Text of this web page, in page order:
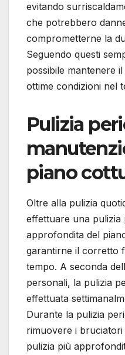
evitando
che potrebbero
comprometterne la
Seguendo questi
possibile mantenere
ottime condizioni nel
Pulizia
piano
Oltre alla pulizia
effettuare una pulizia
approfondita del
garantirne il corretto
tempo. A seconda
personali, la pulizia
effettuata
Durante la pulizia
rimuovere i
pulizia più